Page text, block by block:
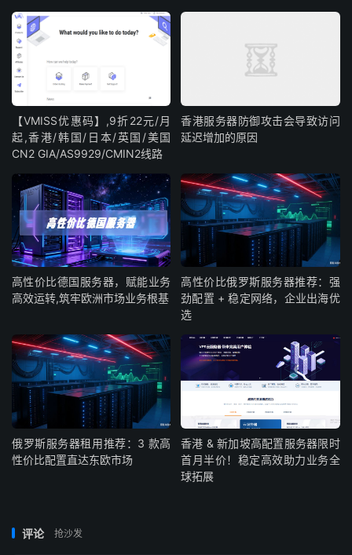
CPU 内存
E3-1230v2 250GB(SSD)或2TB(HDD)
E3-1230v3
32G
B
250GB(SSD)或2TB(HDD)
Dual L5520 250GB(SSD)或2TB(HDD)
Dual L5640
64G
B
250GB(SSD)或2TB(HDD)
E5-2620v3
32G
B
250GB(SSD)或2TB(HDD)
E3-1270v6
B
500GB(SSD)
i7-7700K
B
Dual E5-2670
128G
500GB(SSD)或2TB(HDD)
【VMISS优惠码】,9折22元/月
起,香港/韩国/日本/英国/美国
CN2 GIA/AS9929/CMIN2线路
香港服务器防御攻击会导致访问
延迟增加的原因
高性价比德国服务器，赋能业务
高效运转,筑牢欧洲市场业务根基
高性价比俄罗斯服务器推荐：强
劲配置 + 稳定网络，企业出海优
选
俄罗斯服务器租用推荐：3 款高
性价比配置直达东欧市场
香港 & 新加坡高配置服务器限时
首月半价！稳定高效助力业务全
球拓展
评论 抢沙发